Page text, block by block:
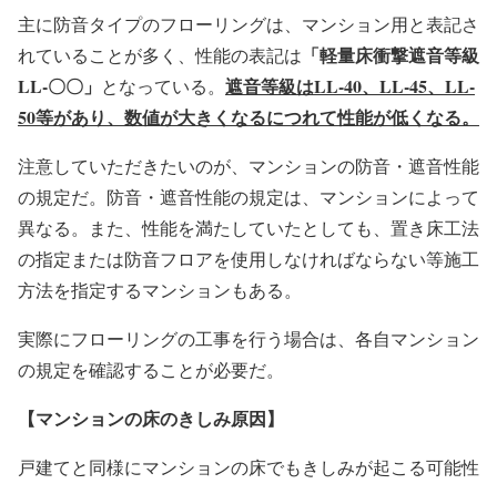
主に防音タイプのフローリングは、マンション用と表記さ
れていることが多く、性能の表記は 「軽量床衝撃遮音等級
LL-〇〇」 となっている。 遮音等級はLL-40、LL-45、LL-
50等があり、数値が大きくなるにつれて性能が低くなる。
注意していただきたいのが、マンションの防音・遮音性能
の規定だ。防音・遮音性能の規定は、マンションによって
異なる。また、性能を満たしていたとしても、置き床工法
の指定または防音フロアを使用しなければならない等施工
方法を指定するマンションもある。
実際にフローリングの工事を行う場合は、各自マンション
の規定を確認することが必要だ。
【マンションの床のきしみ原因】
戸建てと同様にマンションの床でもきしみが起こる可能性